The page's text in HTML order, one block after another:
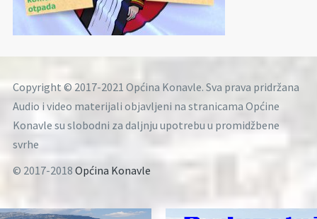
Copyright © 2017-2021 Općina Konavle. Sva prava pridržana
Audio i video materijali objavljeni na stranicama Općine
Konavle su slobodni za daljnju upotrebu u promidžbene
svrhe
© 2017-2018 Općina Konavle